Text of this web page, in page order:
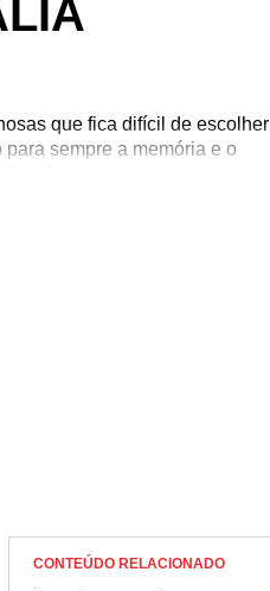
que fica difícil de escolher
sempre a memória e o
só tem a acrescentar, pois a
viagem. Escolha as que
perdurável da internet!
CONTEÚDO RELACIONADO